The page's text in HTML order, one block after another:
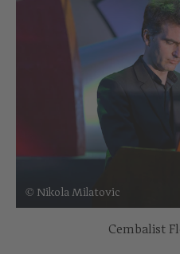
© Nikola Milatovic
Cembalist